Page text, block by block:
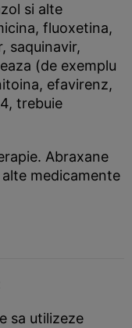
si alte
fluoxetina,
saquinavir,
(de exemplu
efavirenz,
trebuie
Abraxane
medicamente
sa utilizeze